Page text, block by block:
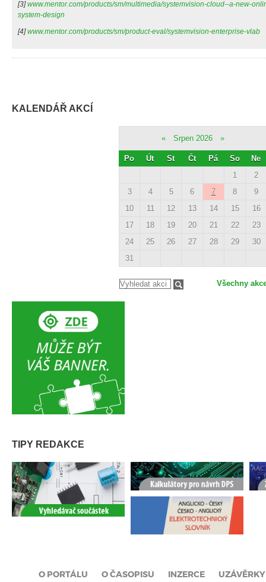
[3]www.mentor.com/products/sm/multimedia/systemvision-cloud--a-new-
system-design
[4]www.mentor.com/products/sm/product-eval/systemvision-enterprise-vlab
KALENDÁŘ AKCÍ
« Srpen 2026 »
Po Út St Čt Pá So
Ne
1
2
3
4 5 6 7 8
9
10
11 12 13 14 15
16
17
18 19 20 21 22
23
24
25 26 27 28 29
30
31
Všechny
TIPY REDAKCE
O PORTÁLU O ČASOPISU INZERCE UZÁVĚRKY